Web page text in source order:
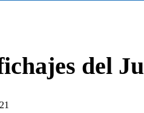
del